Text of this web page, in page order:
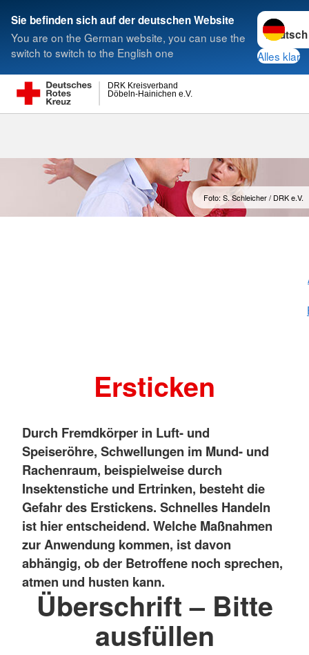
Sie befinden sich auf der deutschen Website
You are on the German website, you can use the
switch to switch to the English one
Sprache
Alles klar
Döbeln-Hainichen e.V.
DRK Kreisverband
Suche
Foto: S. Schleicher / DRK e.V.
Ersticken
Durch Fremdkörper in Luft- und
Speiseröhre, Schwellungen im Mund- und
Rachenraum, beispielweise durch
Insektenstiche und Ertrinken, besteht die
Gefahr des Erstickens. Schnelles Handeln
ist hier entscheidend. Welche Maßnahmen
zur Anwendung kommen, ist davon
abhängig, ob der Betroffene noch sprechen,
atmen und husten kann.
Überschrift – Bitte
ausfüllen